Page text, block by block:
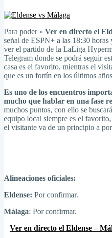
Para poder » Ver en directo el
señal de ESPN+ a las 18:30
ver el partido de la LaLiga
Telegram donde se podrá seguir
casa es el favorito, mientras el
que es un fortín en los últimos
Es uno de los encuentros
mucho que hablar en una fase
muchos puntos, con ello se
equipo local siempre es el
el visitante va de un principio a
Alineaciones oficiales:
Eldense: Por confirmar.
Málaga: Por confirmar.
– Ver en directo el Eldense –